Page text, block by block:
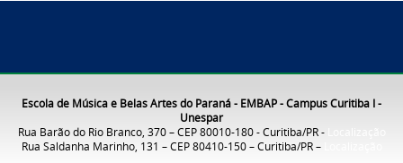
Escola de Música e Belas Artes do Paraná - EMBAP - Campus Curitiba I -
Unespar
Rua Barão do Rio Branco, 370 – CEP 80010-180 - Curitiba/PR -
Rua Saldanha Marinho, 131 – CEP 80410-150 – Curitiba/PR –